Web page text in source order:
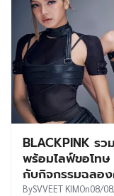
BLACKPINK ร
พร้อมไลฟ์ขอโทษ
กับกิจกรรมฉลอ
BySVVEET KIMOn08/